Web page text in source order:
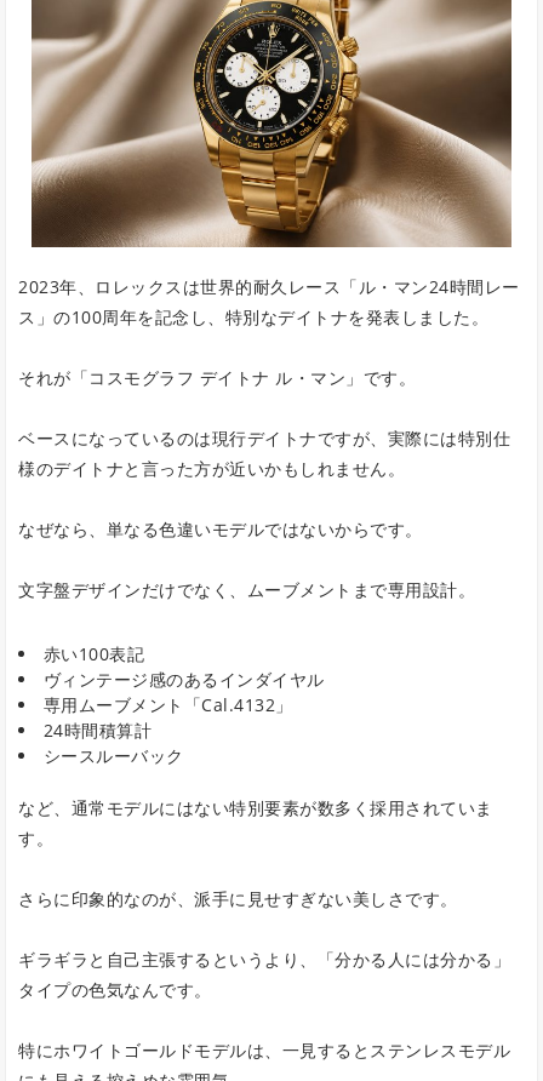
2023年、ロレックスは世界的耐久レース「ル・マン24時間レー
ス」の100周年を記念し、特別なデイトナを発表しました。
それが「コスモグラフ デイトナ ル・マン」です。
ベースになっているのは現行デイトナですが、実際には特別仕
様のデイトナと言った方が近いかもしれません。
なぜなら、単なる色違いモデルではないからです。
文字盤デザインだけでなく、ムーブメントまで専用設計。
赤い100表記
ヴィンテージ感のあるインダイヤル
専用ムーブメント「Cal.4132」
24時間積算計
シースルーバック
など、通常モデルにはない特別要素が数多く採用されていま
す。
さらに印象的なのが、派手に見せすぎない美しさです。
ギラギラと自己主張するというより、「分かる人には分かる」
タイプの色気なんです。
特にホワイトゴールドモデルは、一見するとステンレスモデル